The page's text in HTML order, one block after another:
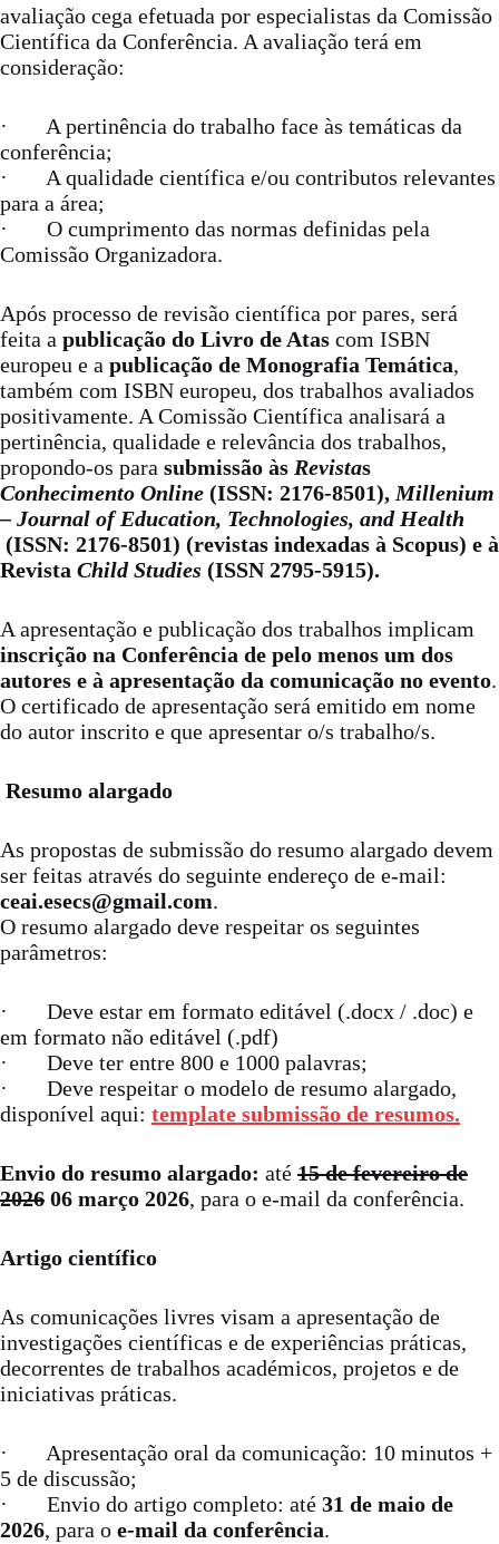
avaliação cega efetuada por especialistas da Comissão
Científica da Conferência. A avaliação terá em
consideração:
· A pertinência do trabalho face às temáticas da
conferência;
· A qualidade científica e/ou contributos relevantes
para a área;
· O cumprimento das normas definidas pela
Comissão Organizadora.
Após processo de revisão científica por pares, será
feita a publicação do Livro de Atas com ISBN
europeu e a publicação de Monografia Temática,
também com ISBN europeu, dos trabalhos avaliados
positivamente. A Comissão Científica analisará a
pertinência, qualidade e relevância dos trabalhos,
propondo-os para submissão às Revistas
Conhecimento Online (ISSN: 2176-8501), Millenium
– Journal of Education, Technologies, and Health
(ISSN: 2176-8501) (revistas indexadas à Scopus) e à
Revista Child Studies (ISSN 2795-5915).
A apresentação e publicação dos trabalhos implicam
inscrição na Conferência de pelo menos um dos
autores e à apresentação da comunicação no evento.
O certificado de apresentação será emitido em nome
do autor inscrito e que apresentar o/s trabalho/s.
Resumo alargado
As propostas de submissão do resumo alargado devem
ser feitas através do seguinte endereço de e-mail:
ceai.esecs@gmail.com.
O resumo alargado deve respeitar os seguintes
parâmetros:
· Deve estar em formato editável (.docx / .doc) e
em formato não editável (.pdf)
· Deve ter entre 800 e 1000 palavras;
· Deve respeitar o modelo de resumo alargado,
disponível aqui: template submissão de resumos.
Envio do resumo alargado: até 15 de fevereiro de
2026 06 março 2026, para o e-mail da conferência.
Artigo científico
As comunicações livres visam a apresentação de
investigações científicas e de experiências práticas,
decorrentes de trabalhos académicos, projetos e de
iniciativas práticas.
· Apresentação oral da comunicação: 10 minutos +
5 de discussão;
· Envio do artigo completo: até 31 de maio de
2026, para o e-mail da conferência.